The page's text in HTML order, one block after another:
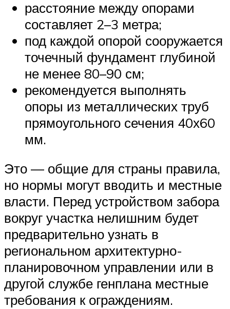
расстояние между опорами
составляет 2–3 метра;
под каждой опорой сооружается
точечный фундамент глубиной
не менее 80–90 см;
рекомендуется выполнять
опоры из металлических труб
прямоугольного сечения 40х60
мм.
Это — общие для страны правила,
но нормы могут вводить и местные
власти. Перед устройством забора
вокруг участка нелишним будет
предварительно узнать в
региональном архитектурно-
планировочном управлении или в
другой службе генплана местные
требования к ограждениям.